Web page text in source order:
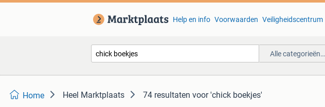
Help en info Voorwaarden Veiligheidscentrum
Alle categorieën…
Home Heel Marktplaats 74 resultaten voor 'chick boekjes'